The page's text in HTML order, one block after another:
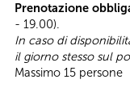
Prenotazione
- 19.00).
In caso di
il giorno stesso sul
Massimo 15 persone